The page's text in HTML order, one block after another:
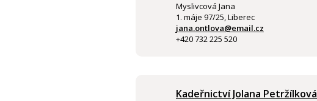
Myslivcová Jana
1. máje 97/25, Liberec
jana.ontlova@email.cz
+420 732 225 520
Kadeřnictví Jolana Petržílková